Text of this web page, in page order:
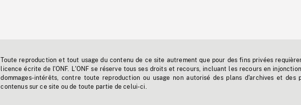
Toute reproduction et tout usage du contenu de ce site autrement que pour des fins privées
licence écrite de l'ONF. L'ONF se réserve tous ses droits et recours, incluant les recours en
dommages-intérêts, contre toute reproduction ou usage non autorisé des plans d'archives et des
contenus sur ce site ou de toute partie de celui-ci.